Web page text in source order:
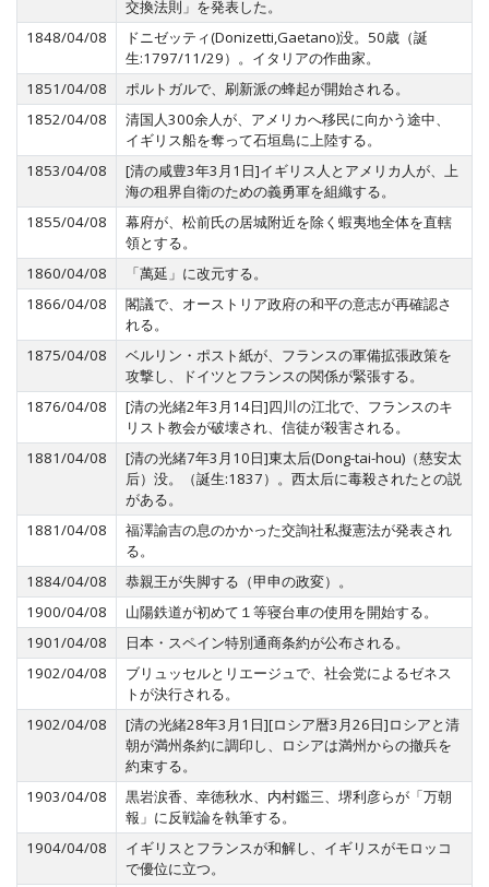
交換法則」を発表した。
1848/04/08
ドニゼッティ(Donizetti,Gaetano)没。50歳（誕
生:1797/11/29）。イタリアの作曲家。
1851/04/08
ポルトガルで、刷新派の蜂起が開始される。
1852/04/08
清国人300余人が、アメリカへ移民に向かう途中、
イギリス船を奪って石垣島に上陸する。
1853/04/08
[清の咸豊3年3月1日]イギリス人とアメリカ人が、上
海の租界自衛のための義勇軍を組織する。
1855/04/08
幕府が、松前氏の居城附近を除く蝦夷地全体を直轄
領とする。
1860/04/08
「萬延」に改元する。
1866/04/08
閣議で、オーストリア政府の和平の意志が再確認さ
れる。
1875/04/08
ベルリン・ポスト紙が、フランスの軍備拡張政策を
攻撃し、ドイツとフランスの関係が緊張する。
1876/04/08
[清の光緒2年3月14日]四川の江北で、フランスのキ
リスト教会が破壊され、信徒が殺害される。
1881/04/08
[清の光緒7年3月10日]東太后(Dong-tai-hou)（慈安太
后）没。（誕生:1837）。西太后に毒殺されたとの説
がある。
1881/04/08
福澤諭吉の息のかかった交詢社私擬憲法が発表され
る。
1884/04/08
恭親王が失脚する（甲申の政変）。
1900/04/08
山陽鉄道が初めて１等寝台車の使用を開始する。
1901/04/08
日本・スペイン特別通商条約が公布される。
1902/04/08
ブリュッセルとリエージュで、社会党によるゼネス
トが決行される。
1902/04/08
[清の光緒28年3月1日][ロシア暦3月26日]ロシアと清
朝が満州条約に調印し、ロシアは満州からの撤兵を
約束する。
1903/04/08
黒岩涙香、幸徳秋水、内村鑑三、堺利彦らが「万朝
報」に反戦論を執筆する。
1904/04/08
イギリスとフランスが和解し、イギリスがモロッコ
で優位に立つ。